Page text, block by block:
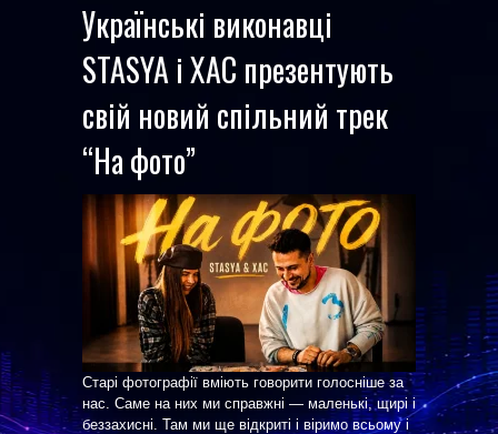
Українські виконавці
STASYA і XAC презентують
свій новий спільний трек
“На фото”
Старі фотографії вміють говорити голосніше за
нас. Саме на них ми справжні — маленькі, щирі і
беззахисні. Там ми ще відкриті і віримо всьому і